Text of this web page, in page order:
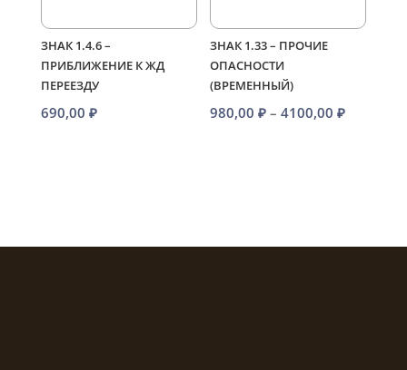
ЗНАК 1.4.6 –
ПРИБЛИЖЕНИЕ К ЖД
ПЕРЕЕЗДУ
690,00 ₽
ЗНАК 1.33 – ПРОЧИЕ
ОПАСНОСТИ
(ВРЕМЕННЫЙ)
980,00₽ – 4100,00₽